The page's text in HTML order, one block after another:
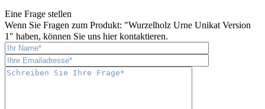
Eine Frage stellen
Wenn Sie Fragen zum Produkt: "Wurzelholz Urne Unikat Version
1 " haben, können Sie uns hier kontaktieren.